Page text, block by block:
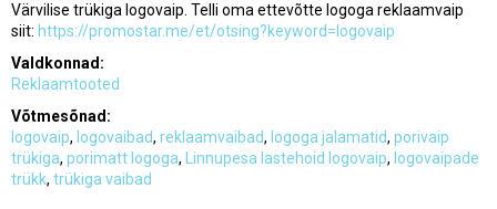
Värvilise trükiga logovaip. Telli oma ettevõtte logoga reklaamvaip
siit: https://promostar.me/et/otsing?keyword=logovaip
Valdkonnad:
Reklaamtooted
Võtmesõnad:
logovaip, logovaibad, reklaamvaibad, logoga jalamatid, porivaip
trükiga, porimatt logoga, Linnupesa lastehoid logovaip, logovaipade
trükk, trükiga vaibad